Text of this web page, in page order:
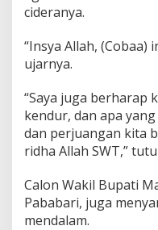
cideranya.
“Insya Allah, (Cobaa)
ujarnya.
“Saya juga berharap
kendur, dan apa
dan perjuangan kita
ridha Allah SWT,”
Calon Wakil Bupati
Pababari, juga
mendalam.